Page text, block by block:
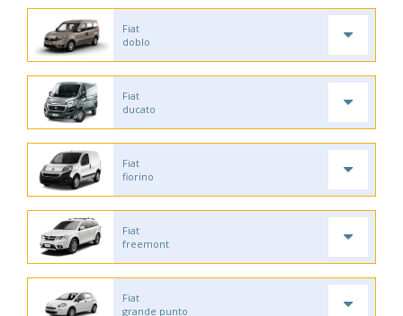
Fiat
doblo
Fiat
ducato
Fiat
fiorino
Fiat
freemont
Fiat
grande punto